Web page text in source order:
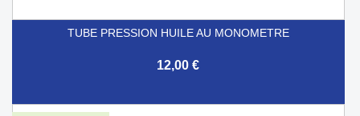
TUBE PRESSION HUILE AU MONOMETRE
12,00 €